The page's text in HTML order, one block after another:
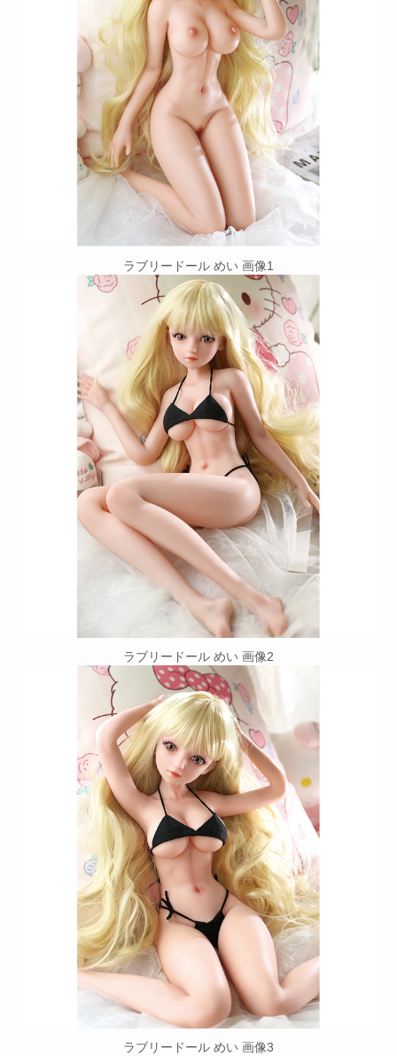
ラブリードール めい 画像1
ラブリードール めい 画像2
ラブリードール めい 画像3